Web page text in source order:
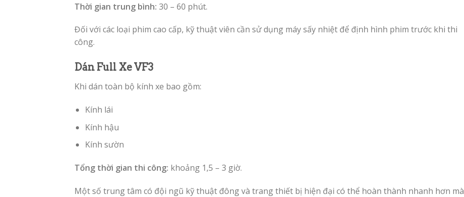
Thời gian trung bình: 30 – 60 phút.
Đối với các loại phim cao cấp, kỹ thuật viên cần sử dụng máy sấy nhiệt để định hình phim trước khi thi
công.
Dán Full Xe VF3
Khi dán toàn bộ kính xe bao gồm:
Kính lái
Kính hậu
Kính sườn
Tổng thời gian thi công: khoảng 1,5 – 3 giờ.
Một số trung tâm có đội ngũ kỹ thuật đông và trang thiết bị hiện đại có thể hoàn thành nhanh hơn mà